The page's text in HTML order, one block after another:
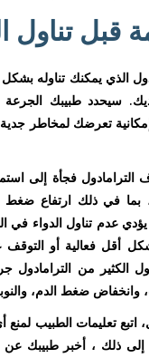
قبل تناول
الذي يمكنك تناوله
سيحدد طبيبك الجرعة
تعرضك لمخاطر جدية
الترامادول فجأة إلى
في ذلك ارتفاع ضغط
عدم تناول الدواء في
أقل فعالية أو
الكثير من الترامادول
ضغط الدم،
اتبع تعليمات الطبيب لمنع
إلى ذلك ، أخبر طبيبك